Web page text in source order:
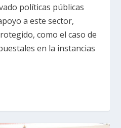
políticas públicas
a este sector,
como el caso de
en la instancias